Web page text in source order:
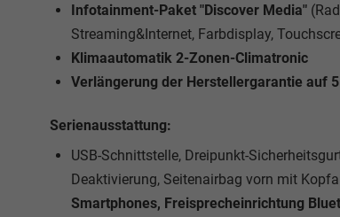
Infotainment-Paket "Discover Media"
Streaming&Internet, Farbdisplay,
Klimaautomatik 2-Zonen-Climatronic
Verlängerung der Herstellergarantie auf
Serienausstattung:
USB-Schnittstelle, Dreipunkt-
Deaktivierung, Seitenairbag vorn mit
Smartphones, Freisprecheinrichtung